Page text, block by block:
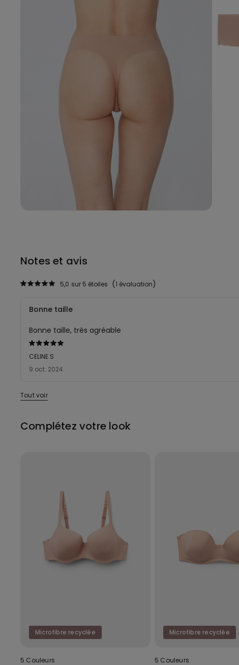
Notes et avis
1 évaluation
5,0 sur 5 étoiles
Évalué
5sur 5
Bonne taille
Bonne taille, très agréable
9 oct. 2024
CELINE S
Tout voir
Complétez votre look
Microfibre recyclée
5 Couleurs
Microfibre recyclée
5 Couleurs